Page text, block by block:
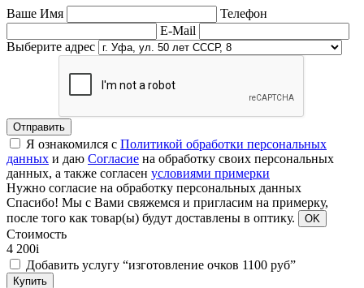
Ваше Имя
Телефон
E-Mail
Выберите адрес
Отправить
Я ознакомился с Политикой обработки персональных
данных и даю Согласие на обработку своих персональных
данных, а также согласен условиями примерки
Нужно согласие на обработку персональных данных
Спасибо! Мы с Вами свяжемся и пригласим на примерку,
после того как товар(ы) будут доставлены в оптику.
OK
Стоимость
4 200i
Добавить услугу “изготовление очков 1100 руб”
Купить